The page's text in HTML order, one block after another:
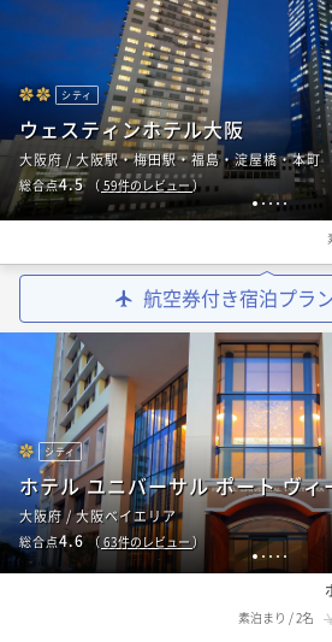
1 2345
シティ
ウェスティンホテル大阪
大阪府 / 大阪駅・梅田駅・福島・淀屋橋・本町
総合点4.5（ 59件のレビュー）
航空券付き宿泊プラ
1 2 3 4 5
シティ
ホテル ユニバーサル ポート ヴィ
大阪府 / 大阪ベイエリア
総合点4.6（ 63件のレビュー）
素泊まり /2名